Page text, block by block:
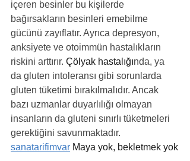
içeren besinler bu kişilerde
bağırsakların besinleri emebilme
gücünü zayıflatır. Ayrıca depresyon,
anksiyete ve otoimmün hastalıkların
riskini arttırır. Çölyak hastalığında, ya
da gluten intoleransı gibi sorunlarda
gluten tüketimi bırakılmalıdır. Ancak
bazı uzmanlar duyarlılığı olmayan
insanların da gluteni sınırlı tüketmeleri
gerektiğini savunmaktadır.
sanatarifimvar Maya yok, bekletmek yok